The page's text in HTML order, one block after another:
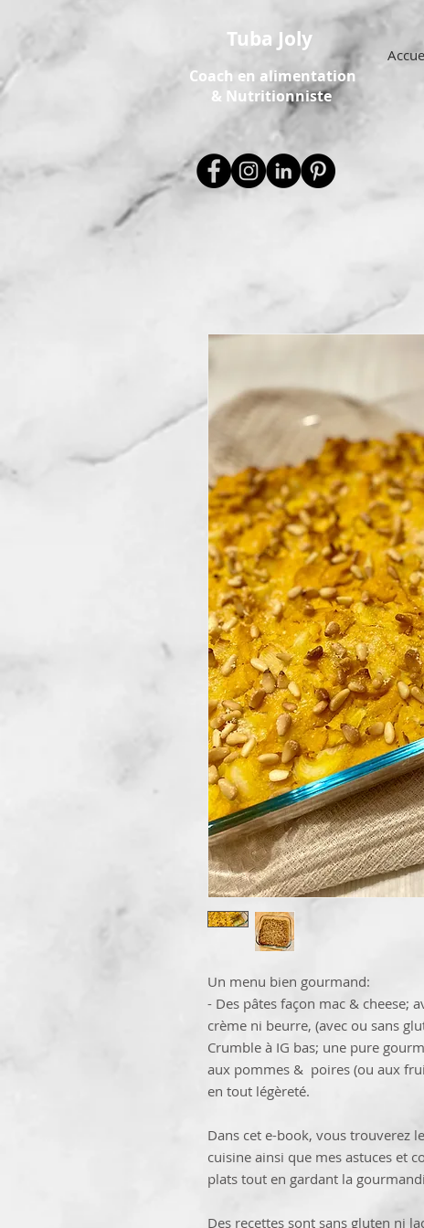
Tuba Joly
Coach en alimentation
& Nutritionniste
Un menu bien gourmand:
- Des pâtes façon mac & cheese;
crème ni beurre, (avec ou sans
Crumble à IG bas; une pure
aux pommes & poires (ou aux
en tout légèreté.
Dans cet e-book, vous trouverez
cuisine ainsi que mes astuces et
plats tout en gardant la
Des recettes sont sans gluten ni